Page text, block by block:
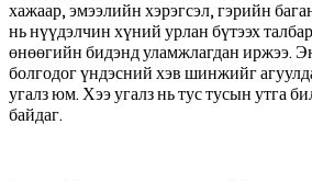
хажаар, эмээлийн хэрэгсэл, гэрийн
нь нүүдэлчин хүний урлан бүтээх
өнөөгийн бидэнд уламжлагдан иржээ.
болгодог үндэсний хэв шинжийг
угалз юм. Хээ угалз нь тус тусын утга
байдаг.